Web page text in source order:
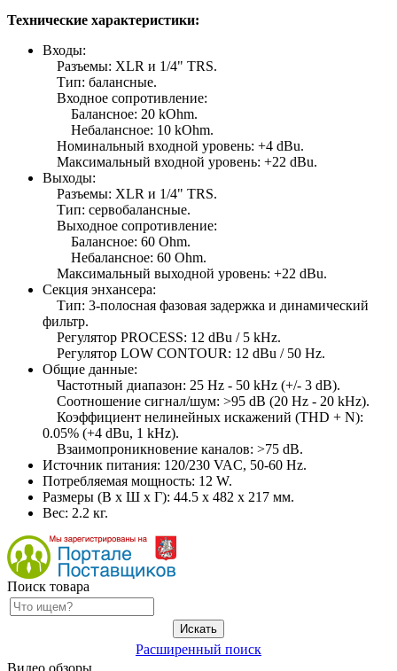
Технические характеристики:
Входы:
Разъемы: XLR и 1/4" TRS.
Тип: балансные.
Входное сопротивление:
Балансное: 20 kOhm.
Небалансное: 10 kOhm.
Номинальный входной уровень: +4 dBu.
Максимальный входной уровень: +22 dBu.
Выходы:
Разъемы: XLR и 1/4" TRS.
Тип: сервобалансные.
Выходное сопротивление:
Балансное: 60 Ohm.
Небалансное: 60 Ohm.
Максимальный выходной уровень: +22 dBu.
Секция энхансера:
Тип: 3-полосная фазовая задержка и динамический
фильтр.
Регулятор PROCESS: 12 dBu / 5 kHz.
Регулятор LOW CONTOUR: 12 dBu / 50 Hz.
Общие данные:
Частотный диапазон: 25 Hz - 50 kHz (+/- 3 dB).
Соотношение сигнал/шум: >95 dB (20 Hz - 20 kHz).
Коэффициент нелинейных искажений (THD + N):
0.05% (+4 dBu, 1 kHz).
Взаимопроникновение каналов: >75 dB.
Источник питания: 120/230 VAC, 50-60 Hz.
Потребляемая мощность: 12 W.
Размеры (В х Ш х Г): 44.5 х 482 х 217 мм.
Вес: 2.2 кг.
Поиск товара
Расширенный поиск
Видео обзоры